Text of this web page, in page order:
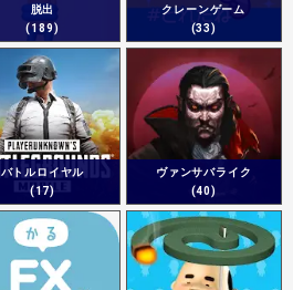
脱出
(189)
クレーンゲーム
(33)
バトルロイヤル
(17)
ヴァンサバライク
(40)